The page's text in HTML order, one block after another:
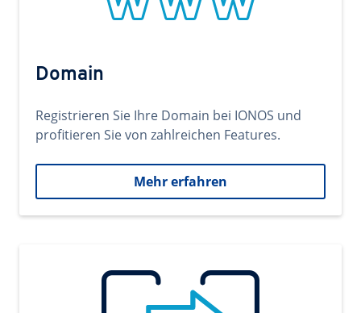
Domain
Registrieren Sie Ihre Domain bei IONOS und
profitieren Sie von zahlreichen Features.
Mehr erfahren